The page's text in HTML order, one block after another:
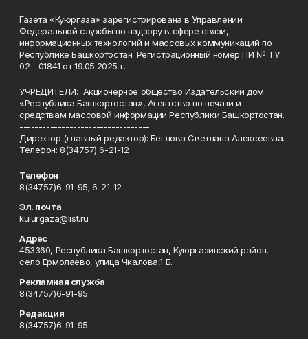
Газета «Куюргаза» зарегистрирована в Управлении
Федеральной службы по надзору в сфере связи,
информационных технологий и массовых коммуникаций по
Республике Башкортостан. Регистрационный номер ПИ № ТУ
02 - 01841 от 19.05.2025 г.
УЧРЕДИТЕЛИ: Акционерное общество Издательский дом
«Республика Башкортостан», Агентство по печати и
средствам массовой информации Республики Башкортостан.
----------------------------------
Директор (главный редактор): Беглова Светлана Алексеевна.
Телефон: 8(34757) 6-21-12
Телефон
8(34757)6-91-95; 6-21-12
Эл. почта
kuiurgaza@list.ru
Адрес
453360, Республика Башкортостан, Куюргазинский район,
село Ермолаево, улица Чкалова,1 Б.
Рекламная служба
8(34757)6-91-95
Редакция
8(34757)6-91-95